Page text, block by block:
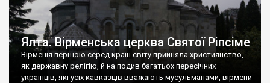
Ялта. Вірменська церква Святої Ріпсіме
Вірменія першою серед країн світу прийняла християнство,
як державну релігію, й на подив багатьох пересічних
українців, які усіх кавказців вважають мусульманами, вірмени